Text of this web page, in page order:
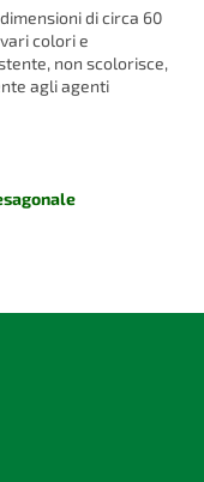
di circa 60
colori e
non scolorisce,
agli agenti